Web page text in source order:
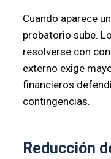
Cuando aparece
probatorio sube.
resolverse con
externo exige
financieros
contingencias.
Reducción